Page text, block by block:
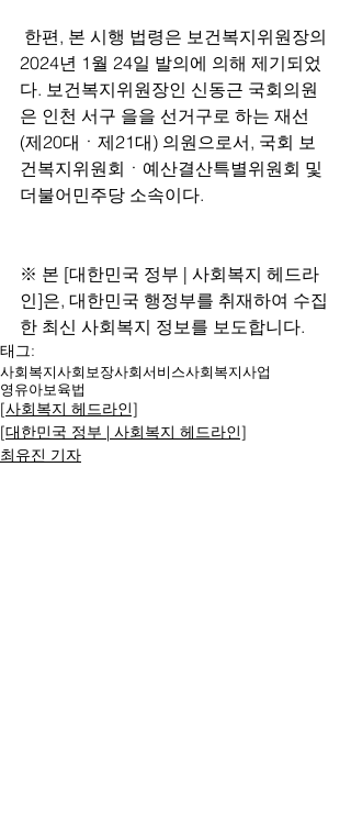
한편, 본 시행 법령은 보건복지위원장의
2024년 1월 24일 발의에 의해 제기되었
다. 보건복지위원장인 신동근 국회의원
은 인천 서구 을을 선거구로 하는 재선
(제20대ㆍ제21대) 의원으로서, 국회 보
건복지위원회ㆍ예산결산특별위원회 및
더불어민주당 소속이다.
※ 본 [대한민국 정부 | 사회복지 헤드라
인]은, 대한민국 행정부를 취재하여 수집
한 최신 사회복지 정보를 보도합니다.
태그:
사회복지사회보장사회서비스사회복지사업
영유아보육법
[사회복지 헤드라인]
[대한민국 정부 | 사회복지 헤드라인]
최유진 기자